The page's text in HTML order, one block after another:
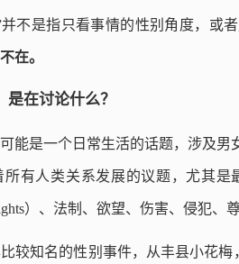
不是指只看事情的性别角度，或
在。
在讨论什么？
能是一个日常生活的话题，涉及
有人类关系发展的议题，尤其
）、法制、欲望、伤害、侵犯、
较知名的性别事件，从丰县小花